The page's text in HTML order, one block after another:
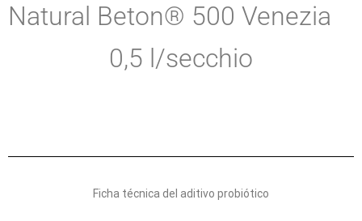
Natural Beton® 500 Venezia
0,5 l/secchio
Ficha técnica del aditivo probiótico